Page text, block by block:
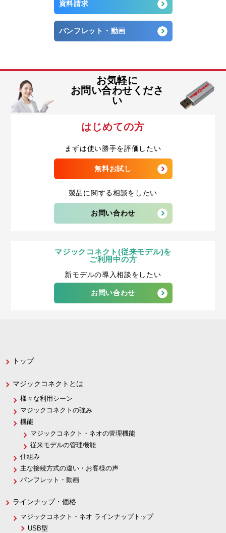
資料請求
パンフレット・動画
お気軽に
お問い合わせくださ
い
はじめての方
まずは使い勝手を評価したい
無料お試し
製品に関する相談をしたい
お問い合わせ
マジックコネクト(従来モデル)を
ご利用中の方
新モデルの導入相談をしたい
お問い合わせ
トップ
マジックコネクトとは
様々な利用シーン
マジックコネクトの強み
機能
マジックコネクト・ネオの管理機能
従来モデルの管理機能
仕組み
主な接続方式の違い・お客様の声
パンフレット・動画
ラインナップ・価格
マジックコネクト・ネオ ラインナップトップ
USB型